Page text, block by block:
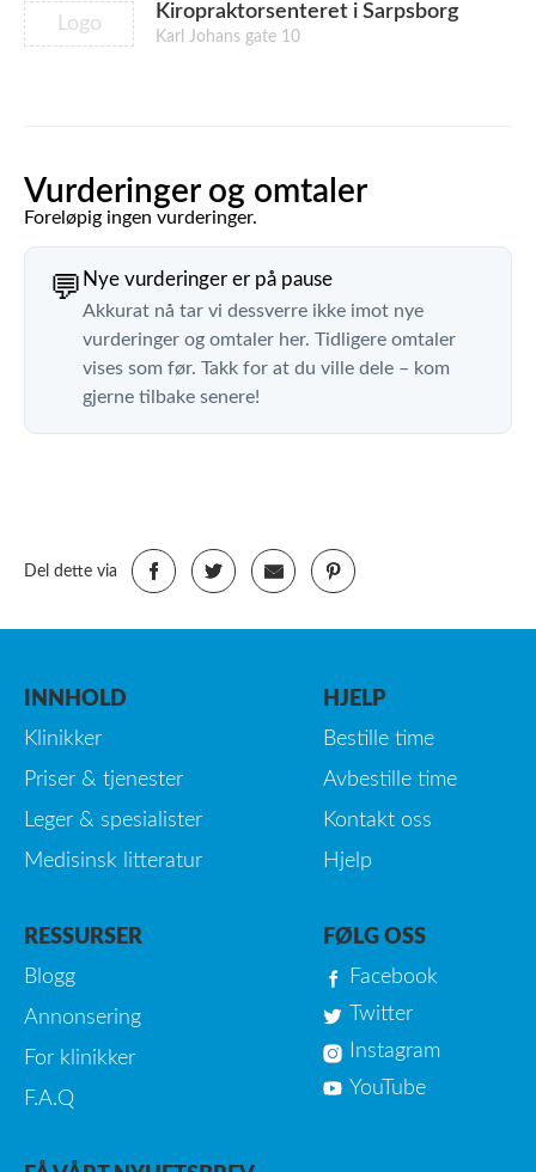
Logo
Kiropraktorsenteret i Sarpsborg
Karl Johans gate 10
Vurderinger og omtaler
Foreløpig ingen vurderinger.
💬 Nye vurderinger er på pause
Akkurat nå tar vi dessverre ikke imot nye
vurderinger og omtaler her. Tidligere omtaler
vises som før. Takk for at du ville dele – kom
gjerne tilbake senere!
Del dette via
INNHOLD
Klinikker
Priser & tjenester
Leger & spesialister
Medisinsk litteratur
HJELP
Bestille time
Avbestille time
Kontakt oss
Hjelp
RESSURSER
Blogg
Annonsering
For klinikker
F.A.Q
FØLG OSS
Facebook
Twitter
Instagram
YouTube